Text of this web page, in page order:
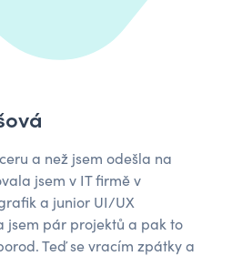
a než jsem odešla na
jsem v IT firmě v
a junior UI/UX
jsem pár projektů a pak to
Teď se vracím zpátky a